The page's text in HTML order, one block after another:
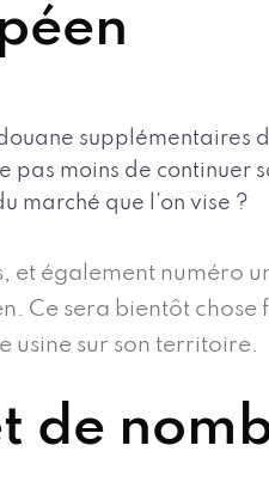
supplémentaires
moins de continuer
marché que l’on vise ?
et également numéro
Ce sera bientôt chose
usine sur son territoire.
de